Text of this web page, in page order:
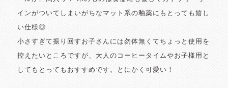
インがついてしまいがちなマット系の釉薬にもとっても嬉し
い仕様◎
小さすぎて振り回すお子さんには勿体無くてちょっと使用を
控えたいところですが、大人のコーヒータイムやお子様用と
してもとってもおすすめです。とにかく可愛い！